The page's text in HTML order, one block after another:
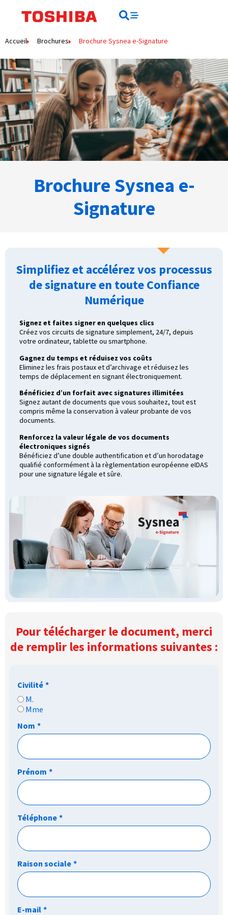
principal
Accueil Brochures Brochure Sysnea e-Signature
Brochure Sysnea e-
Signature
Simplifiez et accélérez vos processus
de signature en toute Confiance
Numérique
Signez et faites signer en quelques clics
Créez vos circuits de signature simplement, 24/7, depuis
votre ordinateur, tablette ou smartphone.
Gagnez du temps et réduisez vos coûts
Eliminez les frais postaux et d’archivage et réduisez les
temps de déplacement en signant électroniquement.
Bénéficiez d’un forfait avec signatures illimitées
Signez autant de documents que vous souhaitez, tout est
compris même la conservation à valeur probante de vos
documents.
Renforcez la valeur légale de vos documents
électroniques signés
Bénéficiez d’une double authentification et d’un horodatage
qualifié conformément à la règlementation européenne eIDAS
pour une signature légale et sûre.
Pour télécharger le document, merci
de remplir les informations suivantes :
Civilité *
M.
Mme
Nom *
Prénom *
Téléphone *
Raison sociale *
E-mail *